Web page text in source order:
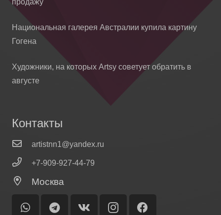
продажу
Национальная галерея Австралии купила картину
Гогена
Художники, на которых Artsy советует обратить в
августе
Контакты
artistnn1@yandex.ru
+7-909-927-44-79
Москва